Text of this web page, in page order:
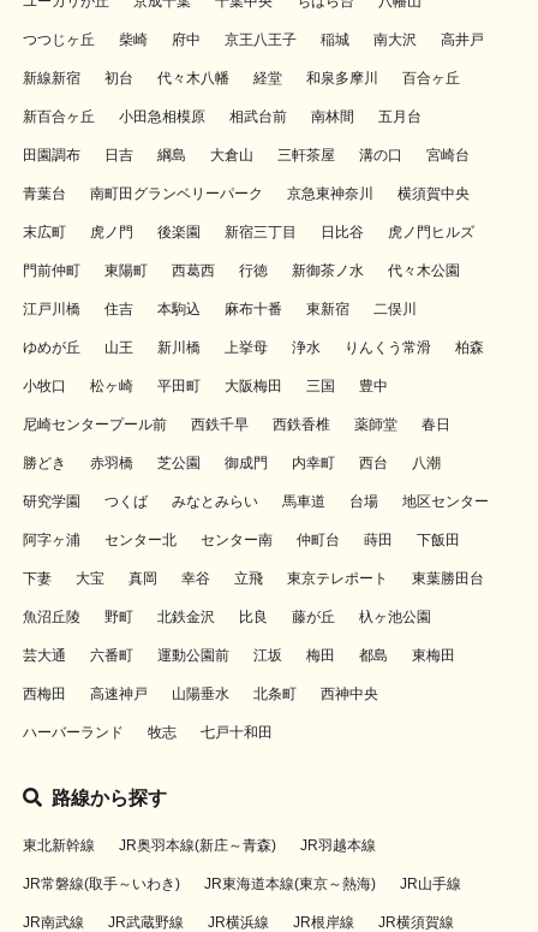
つつじヶ丘 柴崎 府中 京王八王子 稲城 南大沢 高井戸
新線新宿 初台 代々木八幡 経堂 和泉多摩川 百合ヶ丘
新百合ヶ丘 小田急相模原 相武台前 南林間 五月台
田園調布 日吉 綱島 大倉山 三軒茶屋 溝の口 宮崎台
青葉台 南町田グランベリーパーク 京急東神奈川 横須賀中央
末広町 虎ノ門 後楽園 新宿三丁目 日比谷 虎ノ門ヒルズ
門前仲町 東陽町 西葛西 行徳 新御茶ノ水 代々木公園
江戸川橋 住吉 本駒込 麻布十番 東新宿 二俣川
ゆめが丘 山王 新川橋 上挙母 浄水 りんくう常滑 柏森
小牧口 松ヶ崎 平田町 大阪梅田 三国 豊中
尼崎センタープール前 西鉄千早 西鉄香椎 薬師堂 春日
勝どき 赤羽橋 芝公園 御成門 内幸町 西台 八潮
研究学園 つくば みなとみらい 馬車道 台場 地区センター
阿字ヶ浦 センター北 センター南 仲町台 蒔田 下飯田
下妻 大宝 真岡 幸谷 立飛 東京テレポート 東葉勝田台
魚沼丘陵 野町 北鉄金沢 比良 藤が丘 杁ヶ池公園
芸大通 六番町 運動公園前 江坂 梅田 都島 東梅田
西梅田 高速神戸 山陽垂水 北条町 西神中央
ハーバーランド 牧志 七戸十和田
路線から探す
東北新幹線 JR奥羽本線(新庄～青森) JR羽越本線
JR常磐線(取手～いわき) JR東海道本線(東京～熱海) JR山手線
JR南武線 JR武蔵野線 JR横浜線 JR根岸線 JR横須賀線